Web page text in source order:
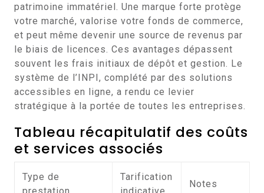
patrimoine immatériel. Une marque forte protège
votre marché, valorise votre fonds de commerce,
et peut même devenir une source de revenus par
le biais de licences. Ces avantages dépassent
souvent les frais initiaux de dépôt et gestion. Le
système de l’INPI, complété par des solutions
accessibles en ligne, a rendu ce levier
stratégique à la portée de toutes les entreprises.
Tableau récapitulatif des coûts
et services associés
Type de
prestation
Tarification
indicative
Notes